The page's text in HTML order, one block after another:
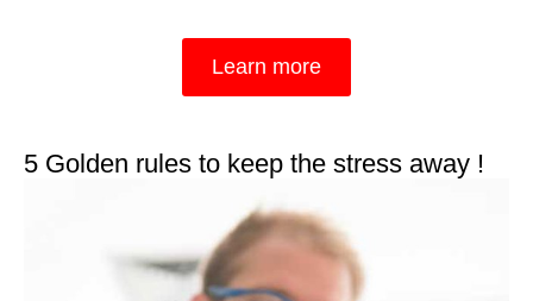
Learn more
5 Golden rules to keep the stress away !